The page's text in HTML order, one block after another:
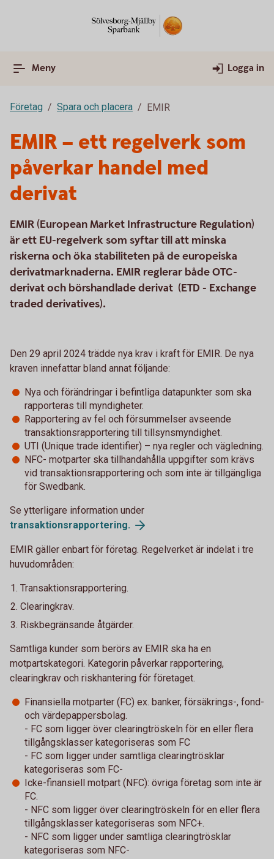
Meny Logga in
Företag Spara och placera EMIR
EMIR – ett regelverk som
påverkar handel med
derivat
EMIR (European Market Infrastructure Regulation)
är ett EU-regelverk som syftar till att minska
riskerna och öka stabiliteten på de europeiska
derivatmarknaderna. EMIR reglerar både OTC-
derivat och börshandlade derivat (ETD - Exchange
traded derivatives).
Den 29 april 2024 trädde nya krav i kraft för EMIR. De nya
kraven innefattar bland annat följande:
Nya och förändringar i befintliga datapunkter som ska
rapporteras till myndigheter.
Rapportering av fel och försummelser avseende
transaktionsrapportering till tillsynsmyndighet.
UTI (Unique trade identifier) – nya regler och vägledning.
NFC- motparter ska tillhandahålla uppgifter som krävs
vid transaktionsrapportering och som inte är tillgängliga
för Swedbank.
Se ytterligare information under
transaktionsrapportering.
EMIR gäller enbart för företag. Regelverket är indelat i tre
huvudområden:
Transaktionsrapportering.
Clearingkrav.
Riskbegränsande åtgärder.
Samtliga kunder som berörs av EMIR ska ha en
motpartskategori. Kategorin påverkar rapportering,
clearingkrav och riskhantering för företaget.
Finansiella motparter (FC) ex. banker, försäkrings-, fond-
och värdepappersbolag.
- FC som ligger över clearingtröskeln för en eller flera
tillgångsklasser kategoriseras som FC
- FC som ligger under samtliga clearingtrösklar
kategoriseras som FC-
Icke-finansiell motpart (NFC): övriga företag som inte är
FC.
- NFC som ligger över clearingtröskeln för en eller flera
tillgångsklasser kategoriseras som NFC+.
- NFC som ligger under samtliga clearingtrösklar
kategoriseras som NFC-